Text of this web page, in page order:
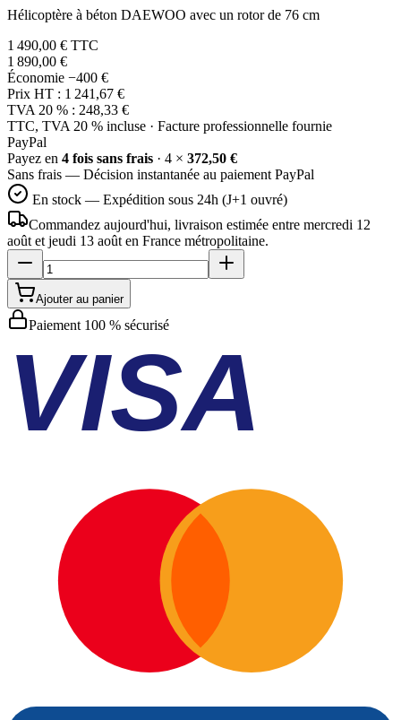
Hélicoptère à béton DAEWOO avec un rotor de 76 cm
1 490,00 € TTC
1 890,00 €
Économie −400 €
Prix HT : 1 241,67 €
TVA 20 % : 248,33 €
TTC, TVA 20 % incluse · Facture professionnelle fournie
PayPal
Payez en 4 fois sans frais · 4 × 372,50 €
Sans frais — Décision instantanée au paiement PayPal
En stock — Expédition sous 24h (J+1 ouvré)
Commandez aujourd'hui, livraison estimée entre mercredi 12
août et jeudi 13 août en France métropolitaine.
Ajouter au panier
Paiement 100 % sécurisé
VISA